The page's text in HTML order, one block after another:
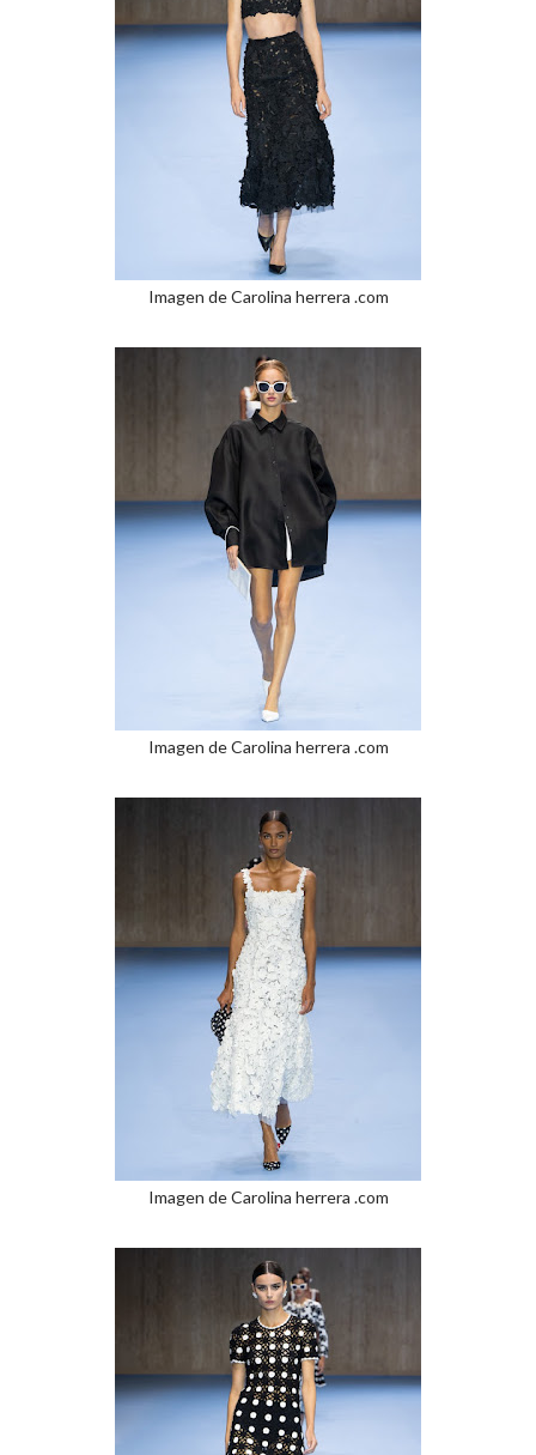
Imagen de Carolina herrera .com
Imagen de Carolina herrera .com
Imagen de Carolina herrera .com